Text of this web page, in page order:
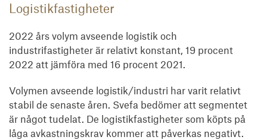
Logistikfastigheter
2022 års volym avseende logistik och
industrifastigheter är relativt konstant, 19 procent
2022 att jämföra med 16 procent 2021.
Volymen avseende logistik/industri har varit relativt
stabil de senaste åren. Svefa bedömer att segmentet
är något tudelat. De logistikfastigheter som köpts på
låga avkastningskrav kommer att påverkas negativt.